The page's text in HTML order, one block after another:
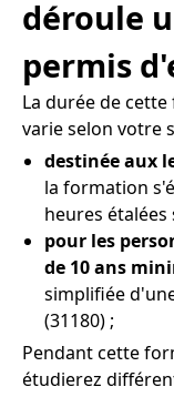
déroule
permis
La durée de
varie selon votre
destinée aux
la formation
heures étalées
pour les
de 10 ans
simplifiée
(31180) ;
Pendant cette
étudierez